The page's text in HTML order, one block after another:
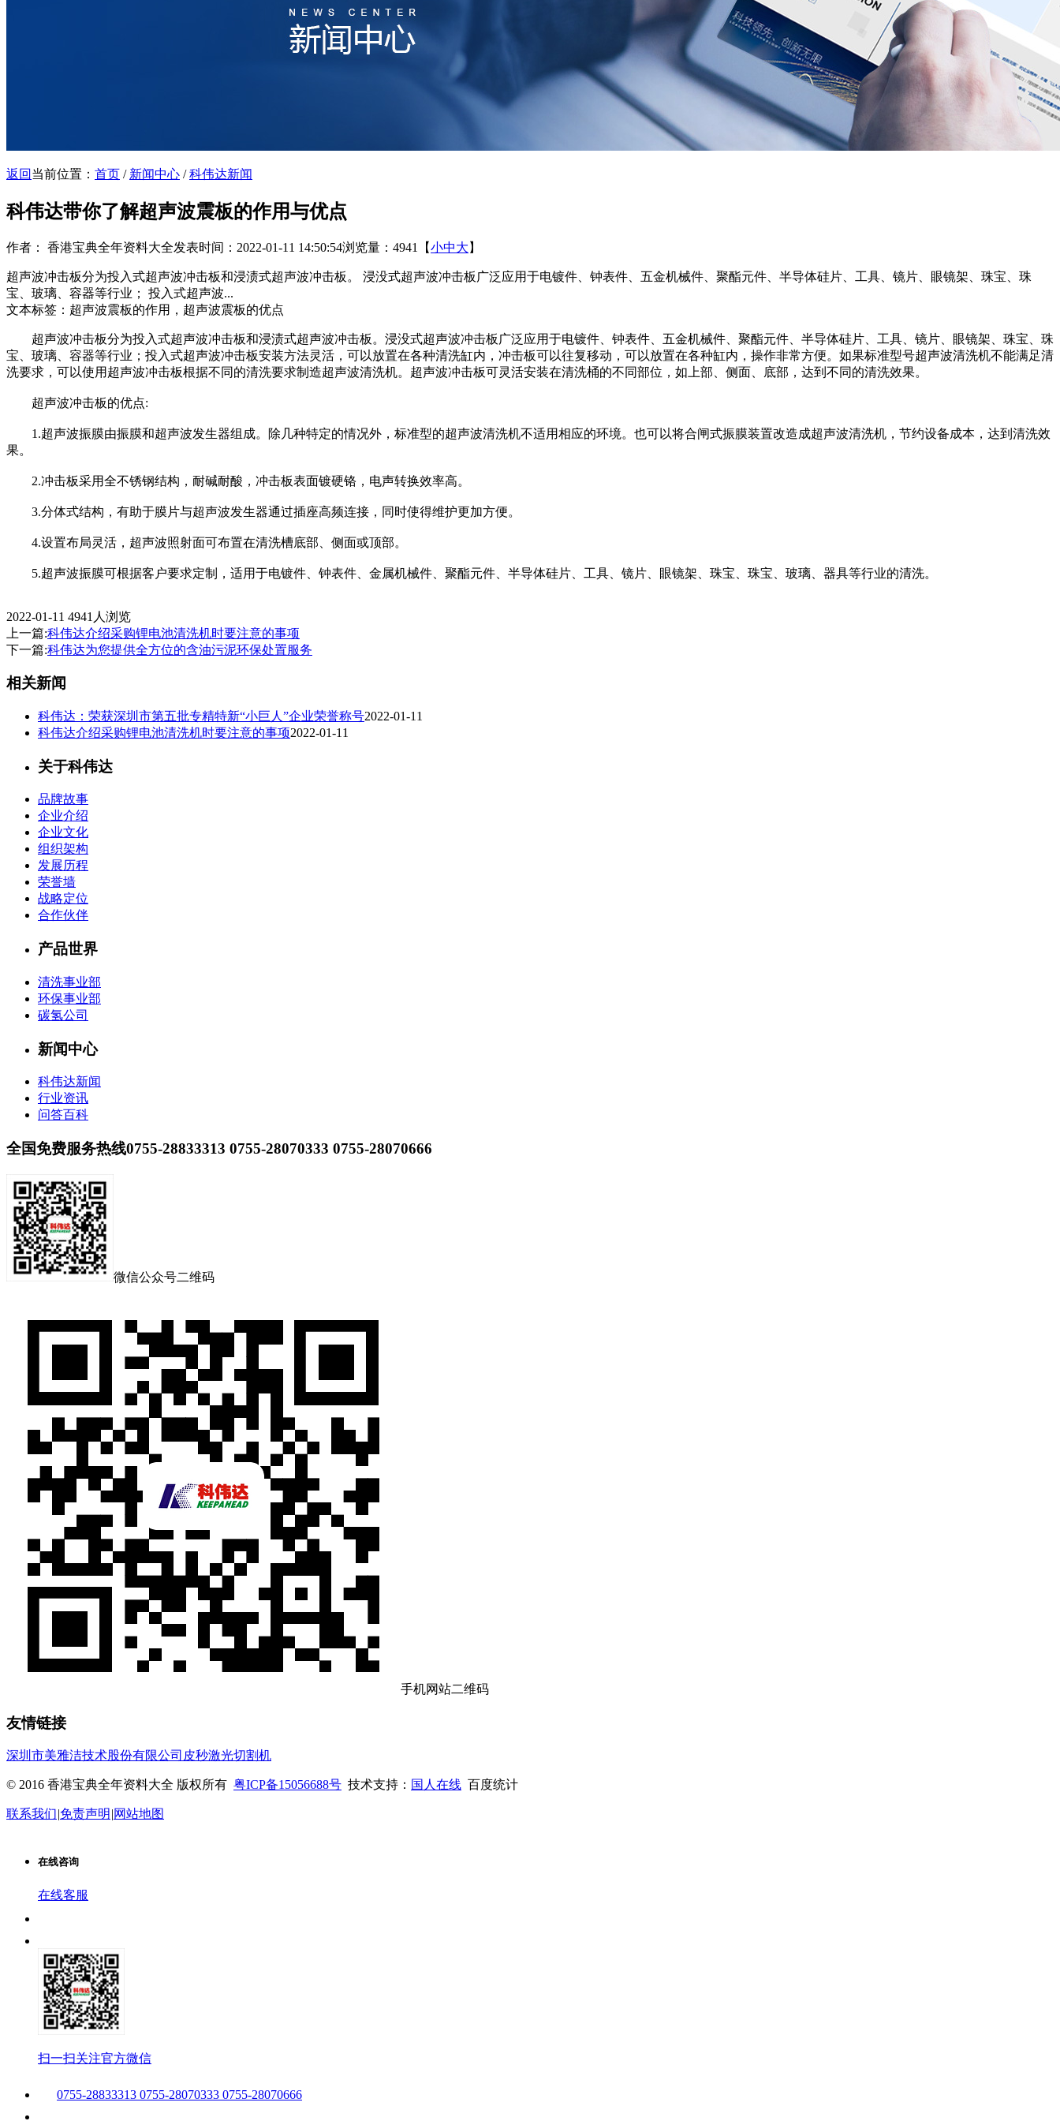
返回 当前位置： 首页 / 新闻中心 /科伟达新闻
科伟达带你了解超声波震板的作用与优点
作者： 香港宝典全年资料大全发表时间：2022-01-11 14:50:54浏览量：4941 【小中大 】
超声波冲击板分为投入式超声波冲击板和浸渍式超声波冲击板。 浸没式超声波冲击板广泛应用于电镀件、钟表件、五金机械件、聚酯元件、半导体硅片、工具、镜片、眼镜架、珠宝、珠
宝、玻璃、容器等行业； 投入式超声波...
文本标签：超声波震板的作用，超声波震板的优点
超声波冲击板分为投入式超声波冲击板和浸渍式超声波冲击板。浸没式超声波冲击板广泛应用于电镀件、钟表件、五金机械件、聚酯元件、半导体硅片、工具、镜片、眼镜架、珠宝、珠
宝、玻璃、容器等行业；投入式超声波冲击板安装方法灵活，可以放置在各种清洗缸内，冲击板可以往复移动，可以放置在各种缸内，操作非常方便。如果标准型号超声波清洗机不能满足清
洗要求，可以使用超声波冲击板根据不同的清洗要求制造超声波清洗机。超声波冲击板可灵活安装在清洗桶的不同部位，如上部、侧面、底部，达到不同的清洗效果。
超声波冲击板的优点:
1.超声波振膜由振膜和超声波发生器组成。除几种特定的情况外，标准型的超声波清洗机不适用相应的环境。也可以将合闸式振膜装置改造成超声波清洗机，节约设备成本，达到清洗效
果。
2.冲击板采用全不锈钢结构，耐碱耐酸，冲击板表面镀硬铬，电声转换效率高。
3.分体式结构，有助于膜片与超声波发生器通过插座高频连接，同时使得维护更加方便。
4.设置布局灵活，超声波照射面可布置在清洗槽底部、侧面或顶部。
5.超声波振膜可根据客户要求定制，适用于电镀件、钟表件、金属机械件、聚酯元件、半导体硅片、工具、镜片、眼镜架、珠宝、珠宝、玻璃、器具等行业的清洗。
2022-01-11 4941人浏览
上一篇:科伟达介绍采购锂电池清洗机时要注意的事项
下一篇:科伟达为您提供全方位的含油污泥环保处置服务
相关新闻
科伟达：荣获深圳市第五批专精特新“小巨人”企业荣誉称号2022-01-11
科伟达介绍采购锂电池清洗机时要注意的事项2022-01-11
关于科伟达
品牌故事
企业介绍
企业文化
组织架构
发展历程
荣誉墙
战略定位
合作伙伴
产品世界
清洗事业部
环保事业部
碳氢公司
新闻中心
科伟达新闻
行业资讯
问答百科
全国免费服务热线0755-28833313 0755-28070333 0755-28070666
微信公众号二维码
手机网站二维码
友情链接
深圳市美雅洁技术股份有限公司 皮秒激光切割机
© 2016 香港宝典全年资料大全 版权所有 粤ICP备15056688号 技术支持： 国人在线 百度统计
联系我们|免责声明 |网站地图
在线咨询
在线客服
扫一扫关注官方微信
0755-28833313 0755-28070333 0755-28070666